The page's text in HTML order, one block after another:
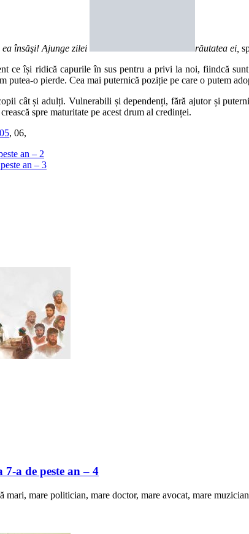
însăşi! Ajunge zilei răutatea ei,
ce își ridică capurile în sus pentru a privi la noi, fiindcă
putea-o pierde. Cea mai puternică poziție pe care o putem
cât și adulți. Vulnerabili și dependenți, fără ajutor și
spre maturitate pe acest drum al credinței.
05, 06,
an – 2
an – 3
a de peste an – 4
mari, mare politician, mare doctor, mare avocat, mare